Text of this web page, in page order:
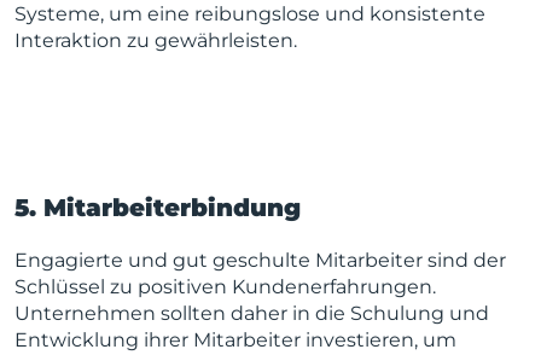
Systeme, um eine reibungslose und konsistente
Interaktion zu gewährleisten.
5. Mitarbeiterbindung
Engagierte und gut geschulte Mitarbeiter sind der
Schlüssel zu positiven Kundenerfahrungen.
Unternehmen sollten daher in die Schulung und
Entwicklung ihrer Mitarbeiter investieren, um